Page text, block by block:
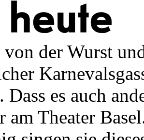
der Wurst
Dass es auch
am Theater